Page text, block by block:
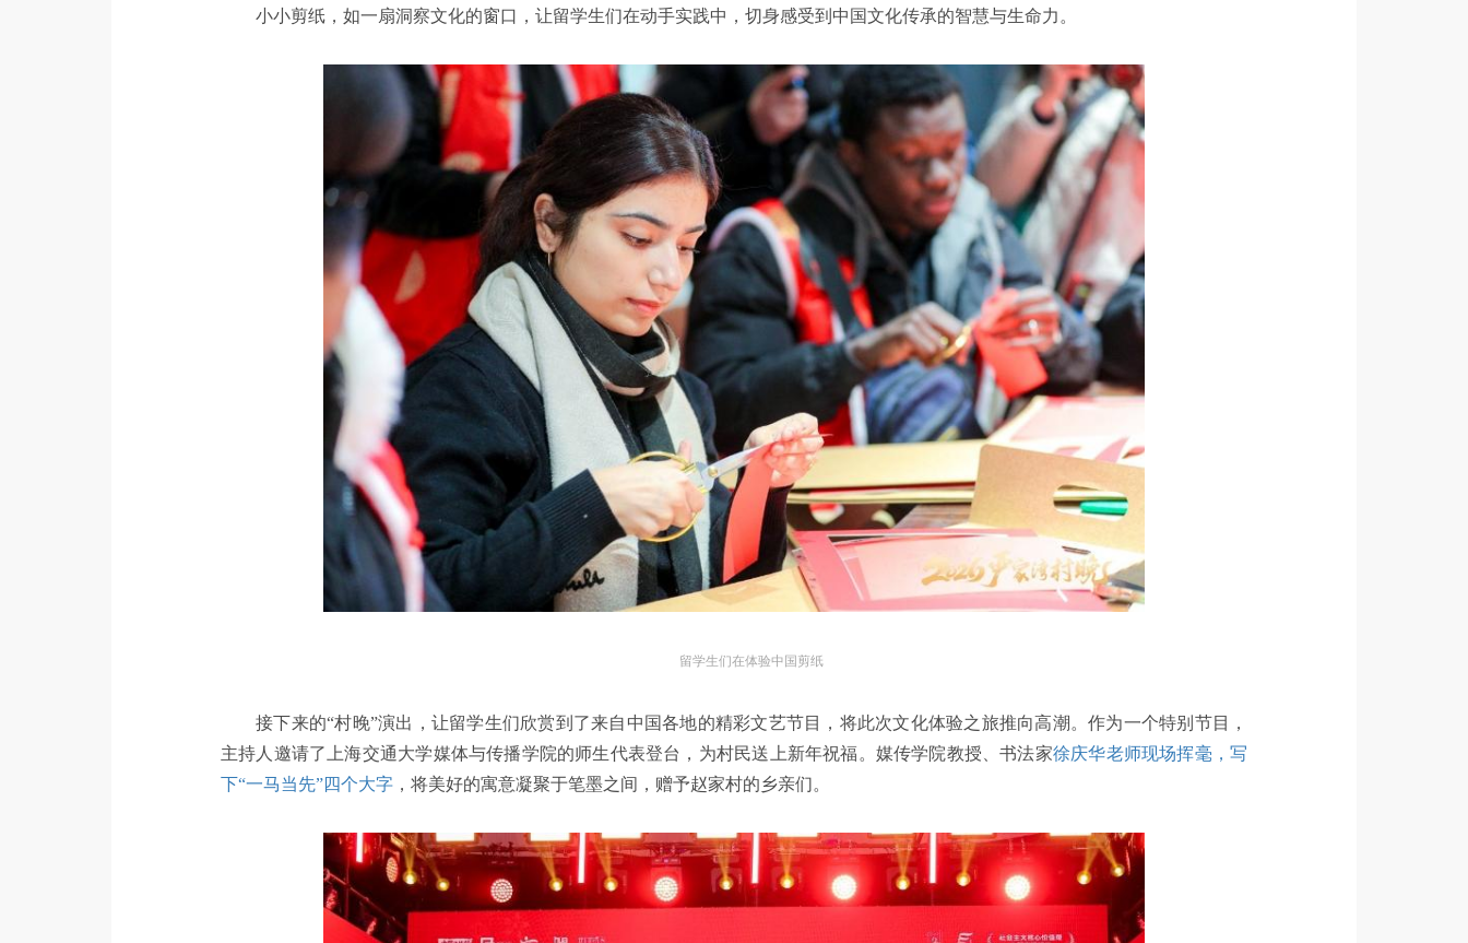
小小剪纸，如一扇洞察文化的窗口，让留学生们在动手实践中，切身感受到中国文化传承的智慧与生命力。
留学生们在体验中国剪纸
接下来的“村晚”演出，让留学生们欣赏到了来自中国各地的精彩文艺节目，将此次文化体验之旅推向高潮。作为一个特别节目，
主持人邀请了上海交通大学媒体与传播学院的师生代表登台，为村民送上新年祝福。媒传学院教授、书法家徐庆华老师现场挥毫，写
下“一马当先”四个大字 ，将美好的寓意凝聚于笔墨之间，赠予赵家村的乡亲们。